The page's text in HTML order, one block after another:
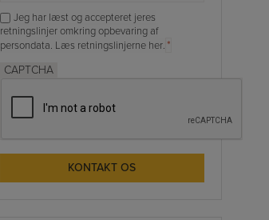
Consent
* Jeg har læst og accepteret jeres
retningslinjer omkring opbevaring af
persondata. Læs retningslinjerne her.*
CAPTCHA